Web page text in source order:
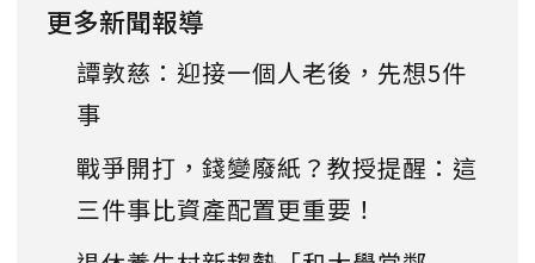
更多新聞報導
譚敦慈：迎接一個人老後，先想5件
事
戰爭開打，錢變廢紙？教授提醒：這
三件事比資產配置更重要！